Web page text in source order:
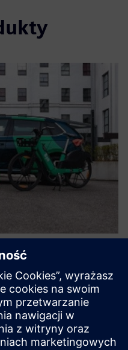
cars and
been easier. Bolt
access to our global
hailing to micro-
solutions such